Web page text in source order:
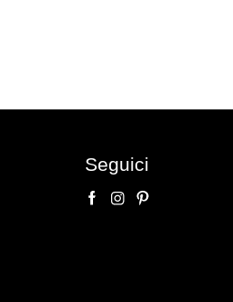
Seguici